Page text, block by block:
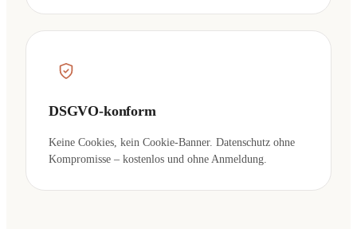
DSGVO-konform
Keine Cookies, kein Cookie-Banner. Datenschutz ohne
Kompromisse – kostenlos und ohne Anmeldung.